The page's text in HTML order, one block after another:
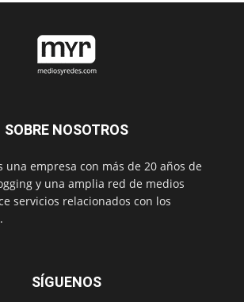
SOBRE NOSOTROS
una empresa con más de 20 años de
y una amplia red de medios
servicios relacionados con los
SÍGUENOS